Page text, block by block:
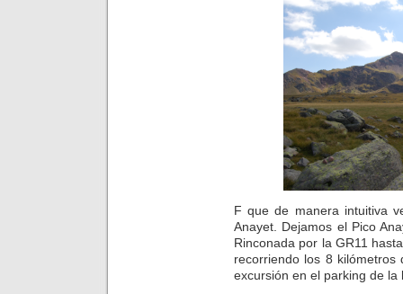
F que de manera intuitiva
Anayet. Dejamos el Pico
Rinconada por la GR11
recorriendo los 8
excursión en el parking de la